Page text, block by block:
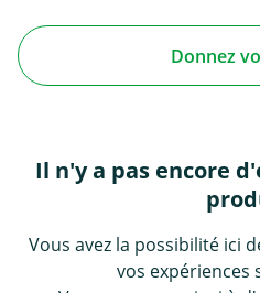
Donnez
Il n'y a pas encore
Vous avez la possibilité ici
vos expériences